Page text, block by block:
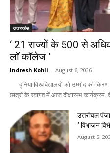
उत्तराखंड
‘ 21 राज्यों के 500 से
लाॅ काॅलेज ‘
Indresh Kohli - August 6, 2026
- दुनिया विश्वविद्यालयों को उम्मीद की
छात्रों के स्वागत में आज दीक्षारम्भ कार्यक्रम
उत्तरांचल
‘ विभाजन
August 5,